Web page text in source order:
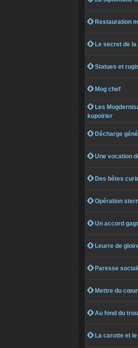
 Restauration
 Le secret de la
 Statues et
 Mog chef
 Les
kupoirier
 Décharge
 Une vocation
 Des bêtes
 Opération
 Un accord
 Leurre de
 Paresse
 Mettre du
 Au fond du trou
 La carotte et le